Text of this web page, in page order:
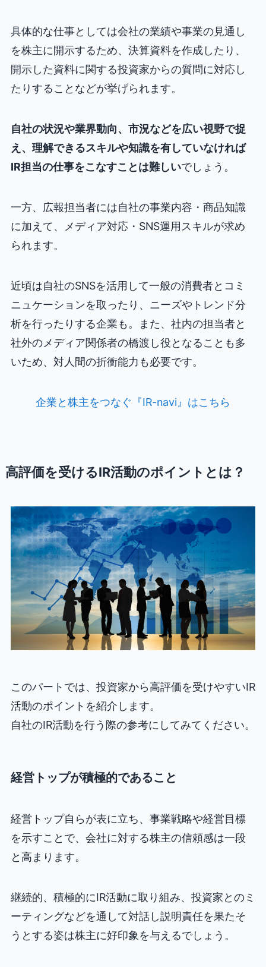
具体的な仕事としては会社の業績や事業の見通し
を株主に開示するため、決算資料を作成したり、
開示した資料に関する投資家からの質問に対応し
たりすることなどが挙げられます。
自社の状況や業界動向、市況などを広い視野で捉
え、理解できるスキルや知識を有していなければ
IR担当の仕事をこなすことは難しいでしょう。
一方、広報担当者には自社の事業内容・商品知識
に加えて、メディア対応・SNS運用スキルが求め
られます。
近頃は自社のSNSを活用して一般の消費者とコミ
ニュケーションを取ったり、ニーズやトレンド分
析を行ったりする企業も。また、社内の担当者と
社外のメディア関係者の橋渡し役となることも多
いため、対人間の折衝能力も必要です。
企業と株主をつなぐ『IR-navi』はこちら
高評価を受けるIR活動のポイントとは？
このパートでは、投資家から高評価を受けやすいIR
活動のポイントを紹介します。
自社のIR活動を行う際の参考にしてみてください。
経営トップが積極的であること
経営トップ自らが表に立ち、事業戦略や経営目標
を示すことで、会社に対する株主の信頼感は一段
と高まります。
継続的、積極的にIR活動に取り組み、投資家とのミ
ーティングなどを通して対話し説明責任を果たそ
うとする姿は株主に好印象を与えるでしょう。